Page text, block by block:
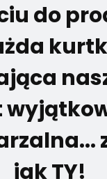
do
jak TY!